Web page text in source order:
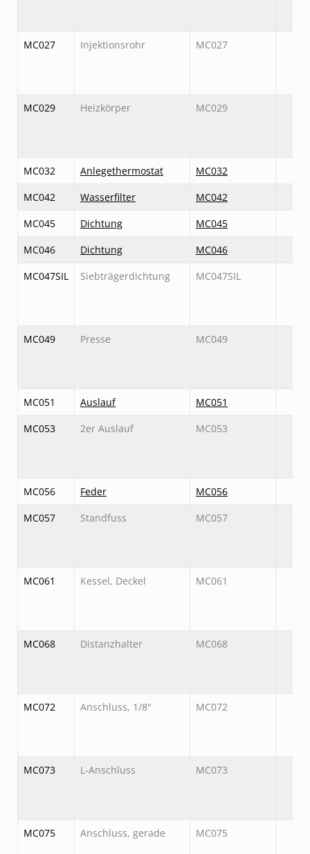
MC027 Injektionsrohr MC027
MC029 Heizkörper MC029
MC032 Anlegethermostat
MC032
MC042
Wasserfilter
MC042
MC045
Dichtung
MC045
MC046
Dichtung
MC046
MC047SIL
Siebträgerdichtung MC047SIL
MC049 Presse MC049
MC051 Auslauf
MC051
MC053
2er Auslauf MC053
MC056 Feder
MC056
MC057
Standfuss MC057
MC061 Kessel, Deckel MC061
MC068 Distanzhalter MC068
MC072 Anschluss, 1/8" MC072
MC073 L-Anschluss MC073
MC075 Anschluss, gerade MC075